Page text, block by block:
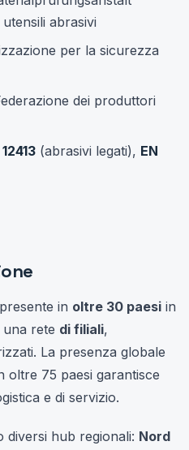
abrasivi
per la sicurezza
dei produttori
(abrasivi legati), EN
in oltre 30 paesi in
rete di filiali,
La presenza globale
oltre 75 paesi garantisce
e di servizio.
diversi hub regionali: Nord